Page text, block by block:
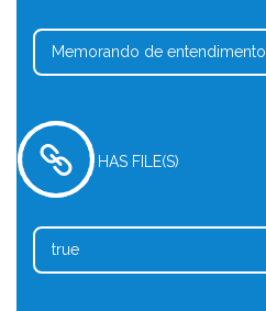
Memorando de entendimento
HAS FILE(S)
true